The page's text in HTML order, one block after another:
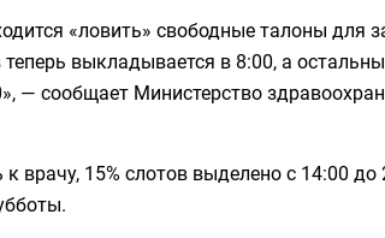
«ловить» свободные талоны для
выкладывается в 8:00, а
— сообщает Министерство
15% слотов выделено с 14:00 до